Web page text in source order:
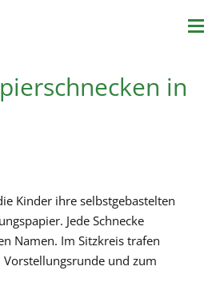
in
Kinder ihre selbstgebastelten
Jede Schnecke
Namen. Im Sitzkreis trafen
und zum